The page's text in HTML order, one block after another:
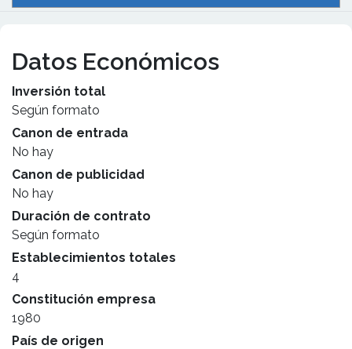
Datos Económicos
Inversión total
Según formato
Canon de entrada
No hay
Canon de publicidad
No hay
Duración de contrato
Según formato
Establecimientos totales
4
Constitución empresa
1980
País de origen